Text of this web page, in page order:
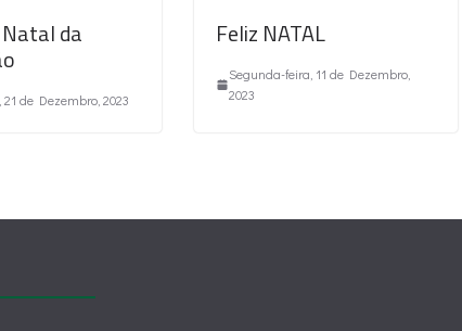
da
de Dezembro, 2023
Feliz NATAL
Segunda-feira, 11 de Dezembro,
2023